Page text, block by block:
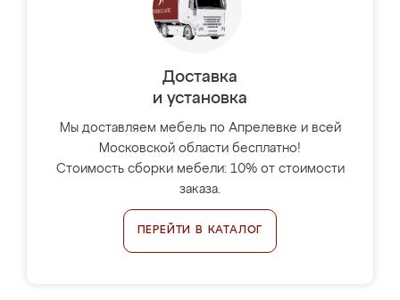
Доставка
и установка
Мы доставляем мебель по Апрелевке и всей
Московской области бесплатно!
Стоимость сборки мебели: 10% от стоимости
заказа.
ПЕРЕЙТИ В КАТАЛОГ